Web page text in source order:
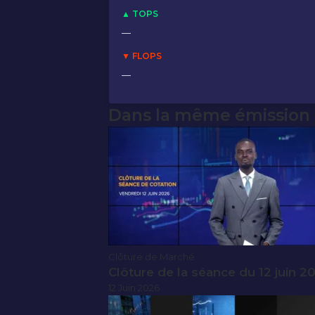
▲ TOPS
—
▼ FLOPS
—
Dans la même émission
Clôture de la séance du 12 juin